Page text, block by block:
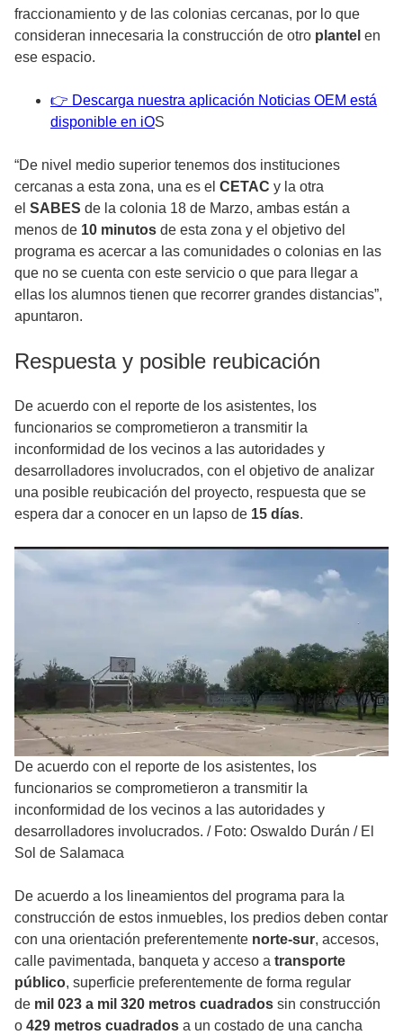
fraccionamiento y de las colonias cercanas, por lo que
consideran innecesaria la construcción de otro plantel en
ese espacio.
👉 Descarga nuestra aplicación Noticias OEM está
disponible en iOS
“De nivel medio superior tenemos dos instituciones
cercanas a esta zona, una es el CETAC y la otra
el SABES de la colonia 18 de Marzo, ambas están a
menos de 10 minutos de esta zona y el objetivo del
programa es acercar a las comunidades o colonias en las
que no se cuenta con este servicio o que para llegar a
ellas los alumnos tienen que recorrer grandes distancias”,
apuntaron.
Respuesta y posible reubicación
De acuerdo con el reporte de los asistentes, los
funcionarios se comprometieron a transmitir la
inconformidad de los vecinos a las autoridades y
desarrolladores involucrados, con el objetivo de analizar
una posible reubicación del proyecto, respuesta que se
espera dar a conocer en un lapso de 15 días.
De acuerdo con el reporte de los asistentes, los
funcionarios se comprometieron a transmitir la
inconformidad de los vecinos a las autoridades y
desarrolladores involucrados. / Foto: Oswaldo Durán / El
Sol de Salamaca
De acuerdo a los lineamientos del programa para la
construcción de estos inmuebles, los predios deben contar
con una orientación preferentemente norte-sur, accesos,
calle pavimentada, banqueta y acceso a transporte
público, superficie preferentemente de forma regular
de mil 023 a mil 320 metros cuadrados sin construcción
o 429 metros cuadrados a un costado de una cancha